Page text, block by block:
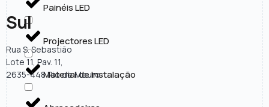
Painéis LED
Projectores LED
Material de Instalação
Sul
Rua S. Sebastião
Lote 11, Pav. 11,
2635-448 Rio de Mouro